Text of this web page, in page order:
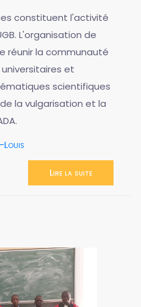
constituent l'activité
L'organisation de
réunir la communauté
et
scientifiques
la vulgarisation et la
Louis
Lire la suite